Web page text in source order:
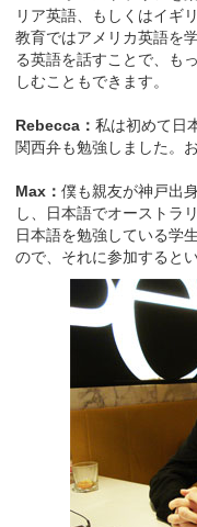
リア英語、もしくはイギ
教育ではアメリカ英語を
る英語を話すことで、も
しむこともできます。
Rebecca： 私は初めて日
関西弁も勉強しました。
Max： 僕も親友が神戸出
し、日本語でオーストラ
日本語を勉強している学
ので、それに参加すると